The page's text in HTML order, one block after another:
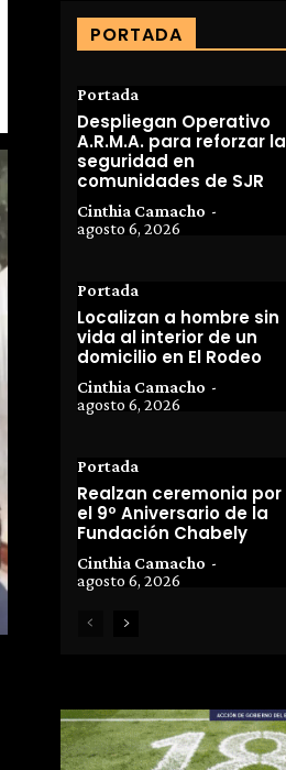
PORTADA
Portada
Despliegan Operativo
A.R.M.A. para reforzar la
seguridad en
comunidades de SJR
Cinthia Camacho -
agosto 6, 2026
Portada
Localizan a hombre sin
vida al interior de un
domicilio en El Rodeo
Cinthia Camacho -
agosto 6, 2026
Portada
Realzan ceremonia por
el 9º Aniversario de la
Fundación Chabely
Cinthia Camacho -
agosto 6, 2026